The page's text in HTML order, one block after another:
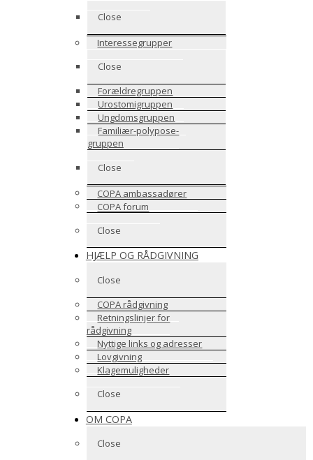
Close
Interessegrupper
Close
Forældregruppen
Urostomigruppen
Ungdomsgruppen
Familiær-polypose-
gruppen
Close
COPA ambassadører
COPA forum
Close
HJÆLP OG RÅDGIVNING
Close
COPA rådgivning
Retningslinjer for
rådgivning
Nyttige links og adresser
Lovgivning
Klagemuligheder
Close
OM COPA
Close